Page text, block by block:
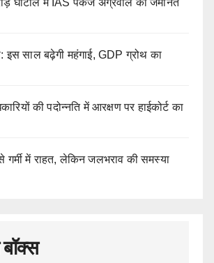
इस साल बढ़ेगी महंगाई, GDP ग्रोथ का
की पदोन्नति में आरक्षण पर हाईकोर्ट का
से गर्मी में राहत, लेकिन जलभराव की समस्या